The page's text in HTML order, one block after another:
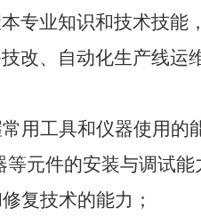
专业知识和技术技
改、自动化生产线运
用工具和仪器使用的
元件的安装与调试能
复技术的能力；